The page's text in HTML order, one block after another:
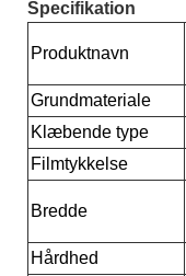
Specifikation
Produktnavn
Grundmateriale
Klæbende type
Filmtykkelse
Bredde
Hårdhed